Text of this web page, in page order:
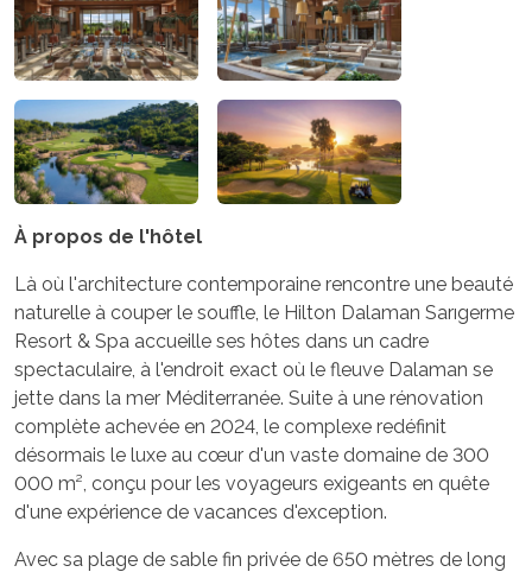
À propos de l'hôtel
Là où l'architecture contemporaine rencontre une beauté
naturelle à couper le souffle, le Hilton Dalaman Sarıgerme
Resort & Spa accueille ses hôtes dans un cadre
spectaculaire, à l'endroit exact où le fleuve Dalaman se
jette dans la mer Méditerranée. Suite à une rénovation
complète achevée en 2024, le complexe redéfinit
désormais le luxe au cœur d'un vaste domaine de 300
000 m², conçu pour les voyageurs exigeants en quête
d'une expérience de vacances d'exception.
Avec sa plage de sable fin privée de 650 mètres de long